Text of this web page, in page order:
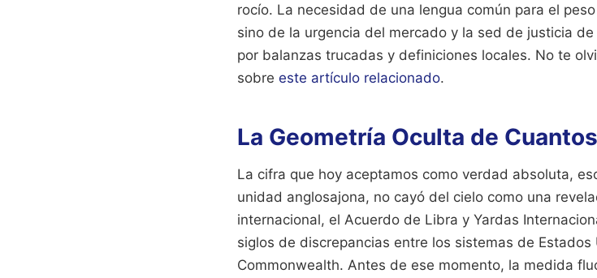
rocío. La necesidad de una lengua común para el
sino de la urgencia del mercado y la sed de justicia
por balanzas trucadas y definiciones locales. No te
sobre este artículo relacionado.
La Geometría Oculta de
La cifra que hoy aceptamos como verdad absoluta,
unidad anglosajona, no cayó del cielo como una
internacional, el Acuerdo de Libra y Yardas
siglos de discrepancias entre los sistemas de
Commonwealth. Antes de ese momento, la medida